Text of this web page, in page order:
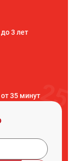
3 лет
35 минут